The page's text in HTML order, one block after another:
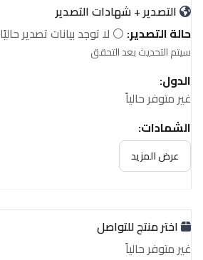
التصدير + شهادات التصدير
حالة التصدير: ⚪ لا توجد بيانات تصدير حاليًا
سيتم التحديث بعد التحقق
الدول:
غير متوفر حالياً
الشهادات:
غير متوفر حالياً
عرض المزيد
اختر منتج للتواصل
غير متوفر حالياً